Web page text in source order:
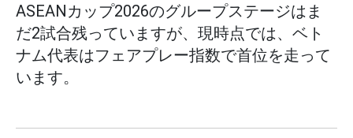
ASEANカップ2026のグループステージはま
だ2試合残っていますが、現時点では、ベト
ナム代表はフェアプレー指数で首位を走って
います。